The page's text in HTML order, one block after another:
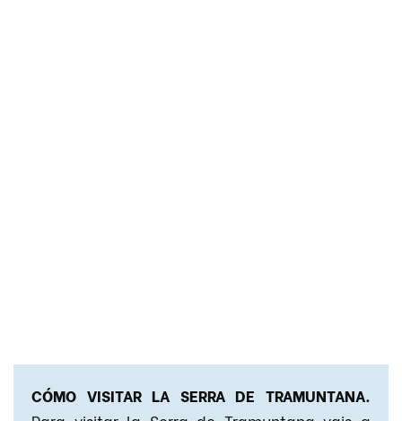
CÓMO VISITAR LA SERRA DE TRAMUNTANA.